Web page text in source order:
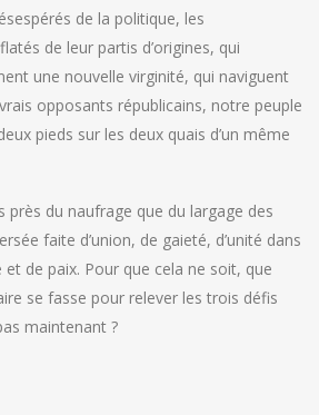
de la politique, les
de leur partis d’origines, qui
une nouvelle virginité, qui naviguent
opposants républicains, notre peuple
pieds sur les deux quais d’un même
près du naufrage que du largage des
faite d’union, de gaieté, d’unité dans
de paix. Pour que cela ne soit, que
se fasse pour relever les trois défis
maintenant ?